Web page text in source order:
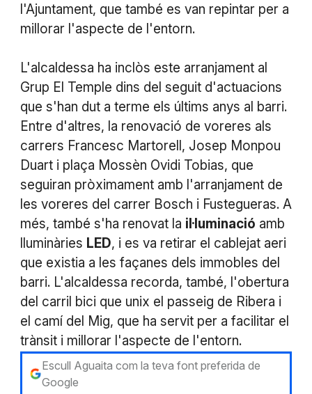
l'Ajuntament, que també es van repintar per a
millorar l'aspecte de l'entorn.
L'alcaldessa ha inclòs este arranjament al
Grup El Temple dins del seguit d'actuacions
que s'han dut a terme els últims anys al barri.
Entre d'altres, la renovació de voreres als
carrers Francesc Martorell, Josep Monpou
Duart i plaça Mossèn Ovidi Tobias, que
seguiran pròximament amb l'arranjament de
les voreres del carrer Bosch i Fustegueras. A
més, també s'ha renovat la il·luminació amb
lluminàries LED, i es va retirar el cablejat aeri
que existia a les façanes dels immobles del
barri. L'alcaldessa recorda, també, l'obertura
del carril bici que unix el passeig de Ribera i
el camí del Mig, que ha servit per a facilitar el
trànsit i millorar l'aspecte de l'entorn.
Escull Aguaita com la teva font preferida de
Google